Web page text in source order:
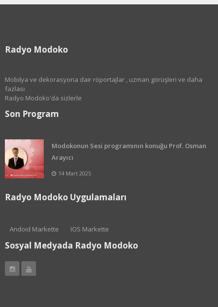
Radyo Modoko
Mobilya ve dekorasyona dair röportajlar , uzman görüşleri ve daha
fazlası
Radyo Modoko'da sizlerle
Son Program
Modokonun Sesi programının konuğu Prof. Osman
Arayıcı
14 Mart 2025
Radyo Modoko Uygulamaları
Andoid Markette IOS Markette
Sosyal Medyada Radyo Modoko